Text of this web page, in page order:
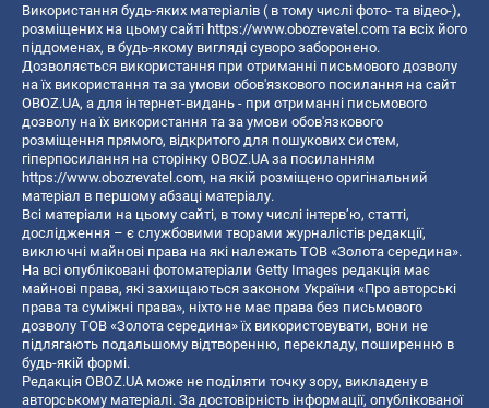
Використання будь-яких матеріалів ( в тому числі фото- та відео-),
розміщених на цьому сайті https://www.obozrevatel.com та всіх його
піддоменах, в будь-якому вигляді суворо заборонено.
Дозволяється використання при отриманні письмового дозволу
на їх використання та за умови обов'язкового посилання на сайт
OBOZ.UA, а для інтернет-видань - при отриманні письмового
дозволу на їх використання та за умови обов'язкового
розміщення прямого, відкритого для пошукових систем,
гіперпосилання на сторінку OBOZ.UA за посиланням
https://www.obozrevatel.com, на якій розміщено оригінальний
матеріал в першому абзаці матеріалу.
Всі матеріали на цьому сайті, в тому числі інтерв’ю, статті,
дослідження – є службовими творами журналістів редакції,
виключні майнові права на які належать ТОВ «Золота середина».
На всі опубліковані фотоматеріали Getty Images редакція має
майнові права, які захищаються законом України «Про авторські
права та суміжні права», ніхто не має права без письмового
дозволу ТОВ «Золота середина» їх використовувати, вони не
підлягають подальшому відтворенню, перекладу, поширенню в
будь-якій формі.
Редакція OBOZ.UA може не поділяти точку зору, викладену в
авторському матеріалі. За достовірність інформації, опублікованої